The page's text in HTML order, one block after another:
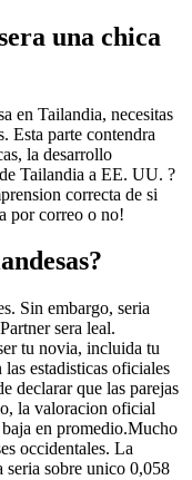
una chica
en Tailandia, necesitas
Esta parte contendra
la desarrollo
Tailandia a EE. UU. ?
correcta de si
por correo o no!
Sin embargo, seri­a
sera leal.
tu novia, incluida tu
estadisticas oficiales
declarar que las parejas
la valoracion oficial
en promedio.Mucho
occidentales. La
sobre unico 0,058